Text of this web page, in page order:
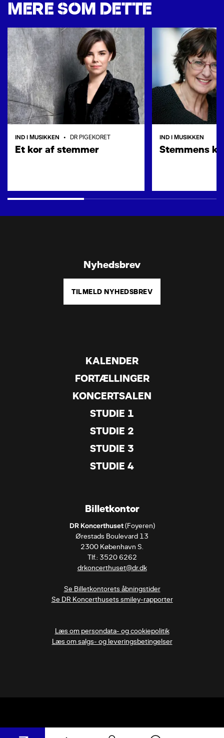
MERE SOM DETTE
IND I MUSIKKEN • DR PIGEKORET
Et kor af stemmer
IND I MUSIKKEN
Stemmens
KALENDER
FORTÆLLINGER
KONCERTSALEN
STUDIE 1
STUDIE 2
STUDIE 3
STUDIE 4
Nyhedsbrev
TILMELD NYHEDSBREV
Billetkontor
DR Koncerthuset (Foyeren)
Ørestads Boulevard 13
2300 København S.
drkoncerthuset@dr.dk
Se Billetkontorets åbningstider
Se DR Koncerthusets smiley-rapporter
Læs om persondata- og cookiepolitik
Læs om salgs- og leveringsbetingelser